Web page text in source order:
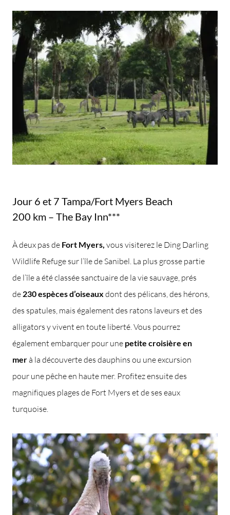
Jour 6 et 7 Tampa/Fort Myers Beach
200 km – The Bay Inn***
À deux pas de Fort Myers, vous visiterez le Ding Darling
Wildlife Refuge sur l’île de Sanibel. La plus grosse partie
de l’île a été classée sanctuaire de la vie sauvage, prés
de 230 espèces d’oiseaux dont des pélicans, des hérons,
des spatules, mais également des ratons laveurs et des
alligators y vivent en toute liberté. Vous pourrez
également embarquer pour une petite croisière en
merà la découverte des dauphins ou une excursion
pour une pêche en haute mer. Profitez ensuite des
magnifiques plages de Fort Myers et de ses eaux
turquoise.